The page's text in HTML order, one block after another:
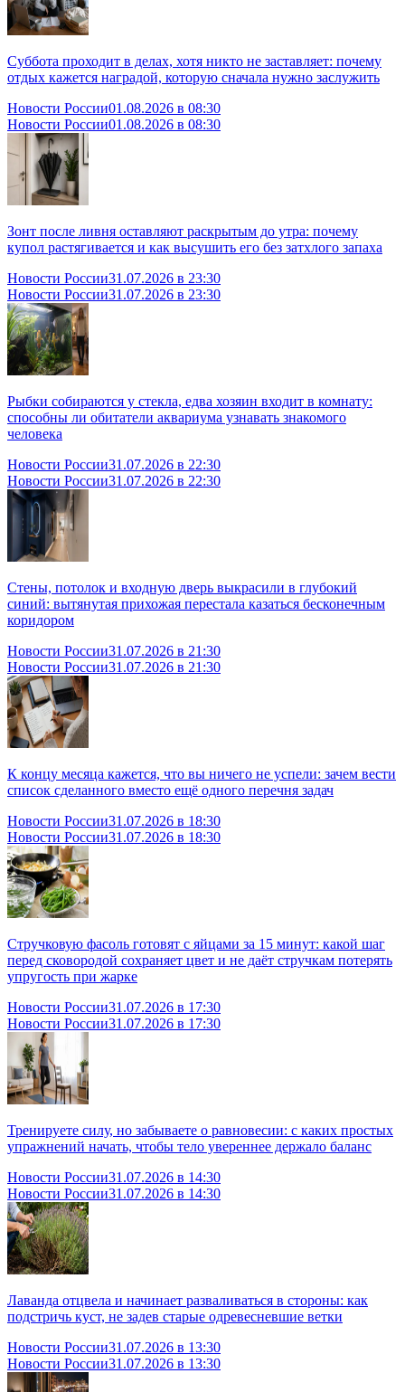
Суббота проходит в делах, хотя никто не заставляет: почему
отдых кажется наградой, которую сначала нужно заслужить
Новости России01.08.2026 в 08:30
Новости России01.08.2026 в 08:30
Зонт после ливня оставляют раскрытым до утра: почему
купол растягивается и как высушить его без затхлого запаха
Новости России31.07.2026 в 23:30
Новости России31.07.2026 в 23:30
Рыбки собираются у стекла, едва хозяин входит в комнату:
способны ли обитатели аквариума узнавать знакомого
человека
Новости России31.07.2026 в 22:30
Новости России31.07.2026 в 22:30
Стены, потолок и входную дверь выкрасили в глубокий
синий: вытянутая прихожая перестала казаться бесконечным
коридором
Новости России31.07.2026 в 21:30
Новости России31.07.2026 в 21:30
К концу месяца кажется, что вы ничего не успели: зачем вести
список сделанного вместо ещё одного перечня задач
Новости России31.07.2026 в 18:30
Новости России31.07.2026 в 18:30
Стручковую фасоль готовят с яйцами за 15 минут: какой шаг
перед сковородой сохраняет цвет и не даёт стручкам потерять
упругость при жарке
Новости России31.07.2026 в 17:30
Новости России31.07.2026 в 17:30
Тренируете силу, но забываете о равновесии: с каких простых
упражнений начать, чтобы тело увереннее держало баланс
Новости России31.07.2026 в 14:30
Новости России31.07.2026 в 14:30
Лаванда отцвела и начинает разваливаться в стороны: как
подстричь куст, не задев старые одревесневшие ветки
Новости России31.07.2026 в 13:30
Новости России31.07.2026 в 13:30